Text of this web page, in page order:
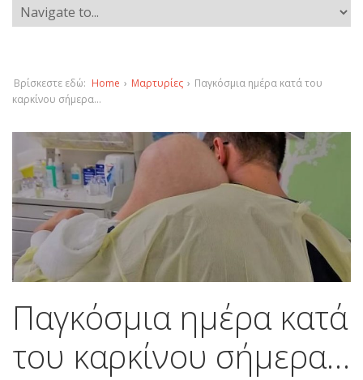
Βρίσκεστε εδώ: Home › Μαρτυρίες › Παγκόσμια ημέρα κατά του
καρκίνου σήμερα…
Παγκόσμια ημέρα κατά
του καρκίνου σήμερα…